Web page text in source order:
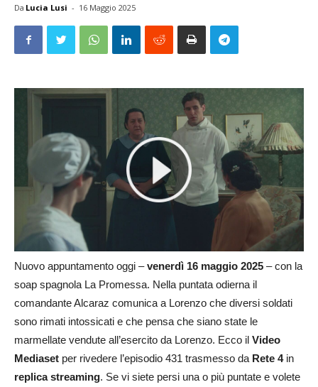
Da Lucia Lusi - 16 Maggio 2025
Nuovo appuntamento oggi –venerdì 16 maggio 2025 – con la
soap spagnola La Promessa. Nella puntata odierna il
comandante Alcaraz comunica a Lorenzo che diversi soldati
sono rimati intossicati e che pensa che siano state le
marmellate vendute all’esercito da Lorenzo. Ecco il Video
Mediaset per rivedere l’episodio 431 trasmesso da Rete 4in
replica streaming. Se vi siete persi una o più puntate e volete